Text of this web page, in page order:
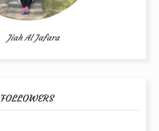
Jiah Al Jafara
FOLLOWERS